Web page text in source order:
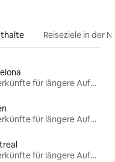
Reiseziele in der
Unterkünfte für längere Aufenthalte
Unterkünfte für längere Aufenthalte
Unterkünfte für längere Aufenthalte